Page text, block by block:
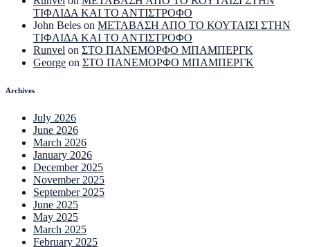
ΤΙΦΛΙΔΑ ΚΑΙ ΤΟ ΑΝΤΙΣΤΡΟΦΟ
John Beles on ΜΕΤΑΒΑΣΗ ΑΠΟ ΤΟ ΚΟΥΤΑΙΣΙ ΣΤΗΝ
ΤΙΦΛΙΔΑ ΚΑΙ ΤΟ ΑΝΤΙΣΤΡΟΦΟ
Runvel on ΣΤΟ ΠΑΝΕΜΟΡΦΟ ΜΠΑΜΠΕΡΓΚ
George on ΣΤΟ ΠΑΝΕΜΟΡΦΟ ΜΠΑΜΠΕΡΓΚ
Archives
July 2026
June 2026
March 2026
January 2026
December 2025
November 2025
September 2025
June 2025
May 2025
March 2025
February 2025